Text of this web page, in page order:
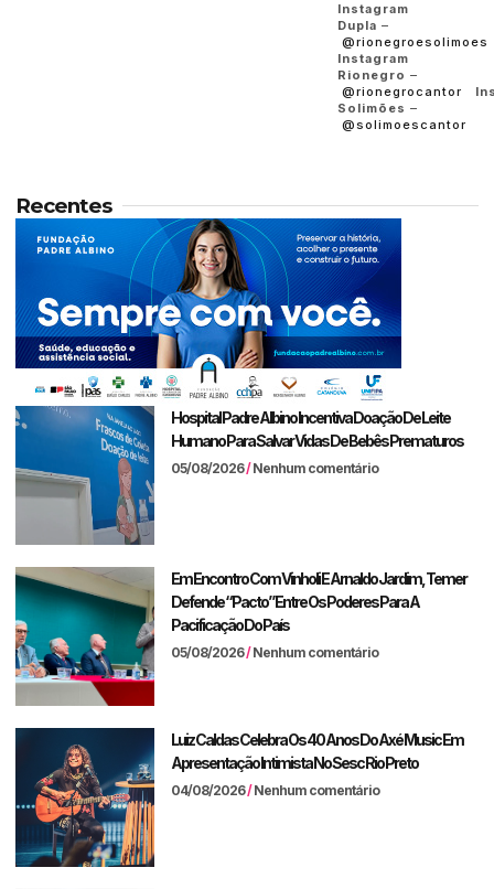
Instagram
Dupla –
@rionegroesolimoes
Instagram
Rionegro –
@rionegrocantor
Solimões –
@solimoescantor
Recentes
Hospital Padre Albino Incentiva Doação De Leite
Humano Para Salvar Vidas De Bebês Prematuros
05/08/2026 Nenhum comentário
Em Encontro Com Vinholi E Arnaldo Jardim, Temer
Defende “pacto” Entre Os Poderes Para A
Pacificação Do País
05/08/2026 Nenhum comentário
Luiz Caldas Celebra Os 40 Anos Do Axé Music Em
Apresentação Intimista No Sesc Rio Preto
04/08/2026 Nenhum comentário